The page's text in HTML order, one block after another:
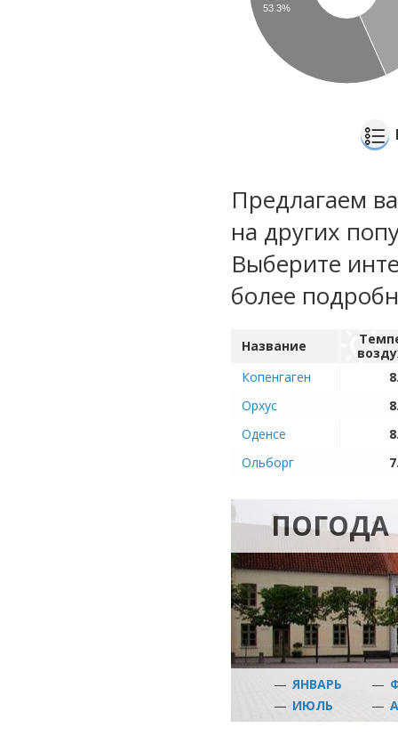
53.3%
Предлагаем
на других
Выберите
более
Название
Копенгаген
Орхус
Оденсе
Ольборг
ПОГОДА
— ЯНВАРЬ —
— ИЮЛЬ —